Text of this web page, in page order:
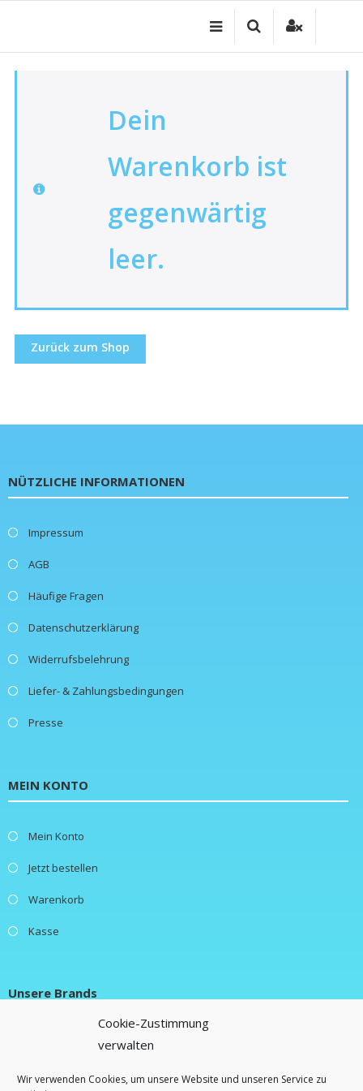
Cookie-Zustimmung
verwalten
Wir verwenden Cookies, um unsere Website und unseren Service zu
Dein
Warenkorb ist
gegenwärtig
leer.
Zurück zum Shop
NÜTZLICHE INFORMATIONEN
Impressum
AGB
Häufige Fragen
Datenschutzerklärung
Widerrufsbelehrung
Liefer- & Zahlungsbedingungen
Presse
MEIN KONTO
Mein Konto
Jetzt bestellen
Warenkorb
Kasse
Unsere Brands
Lifestylebox